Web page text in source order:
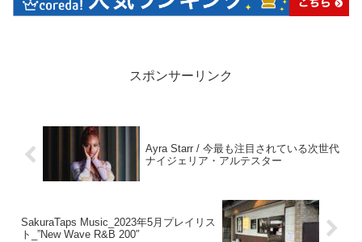
スポンサーリンク
Ayra Starr / 今最も注目されている次世代
ナイジェリア・アルテスター
SakuraTaps Music_2023年5月プレイリス
ト_”New Wave R&B 200″